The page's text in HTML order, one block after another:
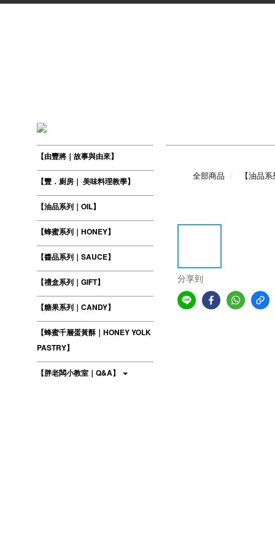
【由豐將｜故事與由來】
【豐．廚房｜ 美味料理教學】
【油品系列｜OIL】
【蜂蜜系列｜HONEY】
【醬品系列｜SAUCE】
【禮盒系列｜GIFT】
【糖果系列｜CANDY】
【蜂蜜千層蛋黃酥｜HONEY YOLK
PASTRY】
【胖老闆小教室｜Q&A】
全部商品 【油品
分享到